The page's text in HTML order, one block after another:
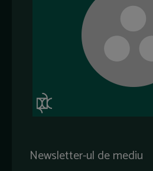
Newsletter-ul de mediu